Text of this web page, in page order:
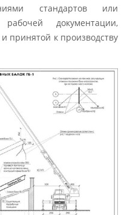
стандартов или
документации,
принятой к производству